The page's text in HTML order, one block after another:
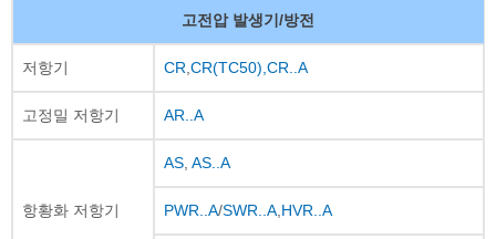
고전압 발생기/방전
저항기 CR CR(TC50), CR..A
고정밀 저항기 AR..A
항황화 저항기
AS AS..A
PWR..A/SWR..A HVR..A